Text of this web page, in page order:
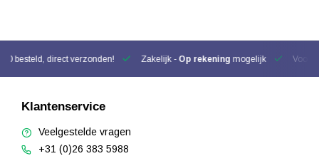
besteld, direct verzonden! Zakelijk - Op rekening mogelijk Voor
Klantenservice
Veelgestelde vragen
+31 (0)26 383 5988